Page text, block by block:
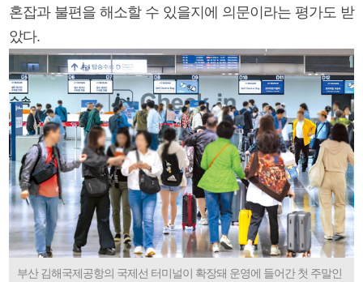
혼잡과 불편을 해소할 수 있을지에 의문이라는 평가도 받
았다.
부산 김해국제공항의 국제선 터미널이 확장돼 운영에 들어간 첫 주말인